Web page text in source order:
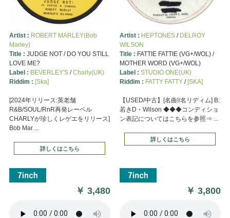
Artist : ROBERT MARLEY(Bob
Marley)
Title : JUDGE NOT / DO YOU STILL
LOVE ME?
Label : BEVERLEY'S/Charly(UK)
Riddim : [Ska]
[2024年リリース:英老舗
R&B/SOUL/RnR再発レーベル
CHARLYが珍しくレゲエをリリース]
Bob Mar ...
詳しくはこちら
￥3,480
Artist : HEPTONES/ DELROY
WILSON
Title : FATTIE FATTIE (VG+/WOL) /
MOTHER WORD (VG+/WOL)
Label : STUDIO ONE(UK)
Riddim : FATTY FATTY/[SKA]
【USED/中古】[名曲!/名リディム] B:
若きD・Wilson ◆◆◆コンディショ
ン表記についてはこちらを参照⇒ ...
詳しくはこちら
￥3,800